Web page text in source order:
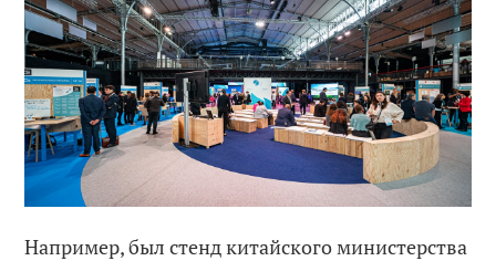
Например, был стенд китайского министерства